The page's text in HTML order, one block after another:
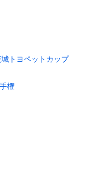
トヨペットカップ
権